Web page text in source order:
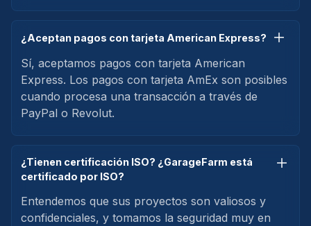
¿Aceptan pagos con tarjeta American Express?
Sí, aceptamos pagos con tarjeta American
Express. Los pagos con tarjeta AmEx son posibles
cuando procesa una transacción a través de
PayPal o Revolut.
¿Tienen certificación ISO? ¿GarageFarm está
certificado por ISO?
Entendemos que sus proyectos son valiosos y
confidenciales, y tomamos la seguridad muy en